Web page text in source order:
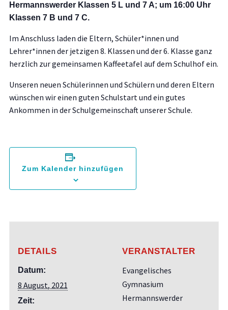
HermannswerderKlassen 5 L und 7 A; um 16:00 Uhr
Klassen 7 B und 7 C.
Im Anschluss laden die Eltern, Schüler*innen und
Lehrer*innen der jetzigen 8. Klassen und der 6. Klasse ganz
herzlich zur gemeinsamen Kaffeetafel auf dem Schulhof ein.
Unseren neuen Schülerinnen und Schülern und deren Eltern
wünschen wir einen guten Schulstart und ein gutes
Ankommen in der Schulgemeinschaft unserer Schule.
Zum Kalender hinzufügen
DETAILS
Datum:
8 August, 2021
Zeit:
VERANSTALTER
Evangelisches
Gymnasium
Hermannswerder